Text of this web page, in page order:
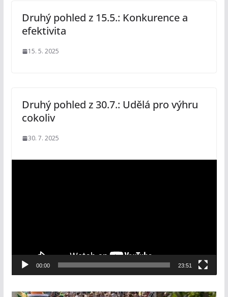
Druhý pohled z 15.5.: Konkurence a
efektivita
15. 5. 2025
Druhý pohled z 30.7.: Udělá pro výhru
cokoliv
30. 7. 2025
e
á
00:00 23:51